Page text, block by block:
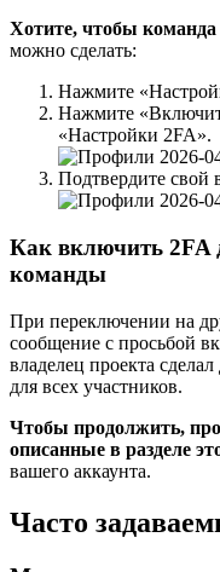
Хотите, чтобы
можно сделать:
Нажмите
Нажмите
«Настройки 2FA».
Подтвердите
Как включить 2FA
команды
При переключении на
сообщение с просьбой
владелец проекта
для всех участников.
Чтобы продолжить,
описанные в разделе
вашего аккаунта.
Часто